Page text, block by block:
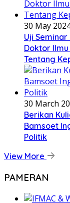
30 May
Uji
Doktor
Tentang
30 March
Berikan
Bamsoet
Politik
View More
PAMERAN